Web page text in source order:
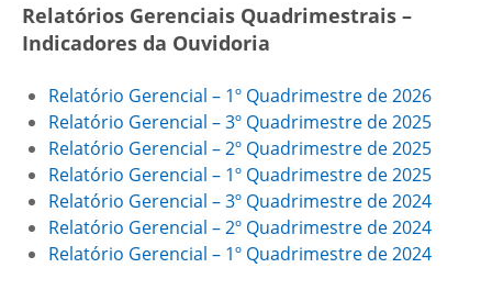
Relatórios Gerenciais Quadrimestrais –
Indicadores da Ouvidoria
Relatório Gerencial – 1º Quadrimestre de 2026
Relatório Gerencial – 3º Quadrimestre de 2025
Relatório Gerencial – 2º Quadrimestre de 2025
Relatório Gerencial – 1º Quadrimestre de 2025
Relatório Gerencial – 3º Quadrimestre de 2024
Relatório Gerencial – 2º Quadrimestre de 2024
Relatório Gerencial – 1º Quadrimestre de 2024